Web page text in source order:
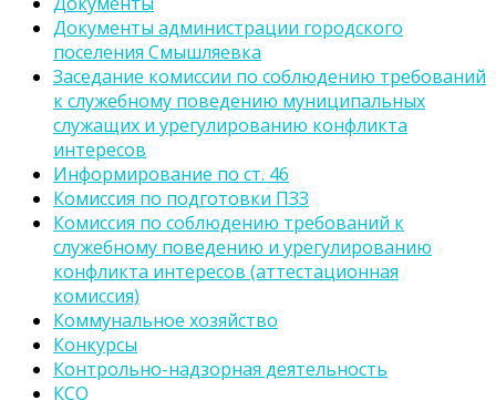
Документы администрации городского
поселения Смышляевка
Заседание комиссии по соблюдению требований
к служебному поведению муниципальных
служащих и урегулированию конфликта
интересов
Информирование по ст. 46
Комиссия по подготовки ПЗЗ
Комиссия по соблюдению требований к
служебному поведению и урегулированию
конфликта интересов (аттестационная
комиссия)
Коммунальное хозяйство
Конкурсы
Контрольно-надзорная деятельность
КСО